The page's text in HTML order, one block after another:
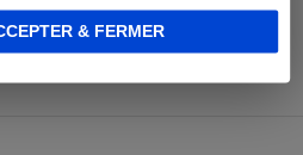
& FERMER
si elle vous fait
donc de TMI).